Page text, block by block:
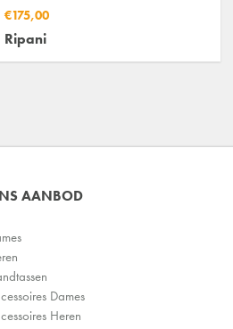
€175,00
Ripani
AANBOD
Dames
Heren